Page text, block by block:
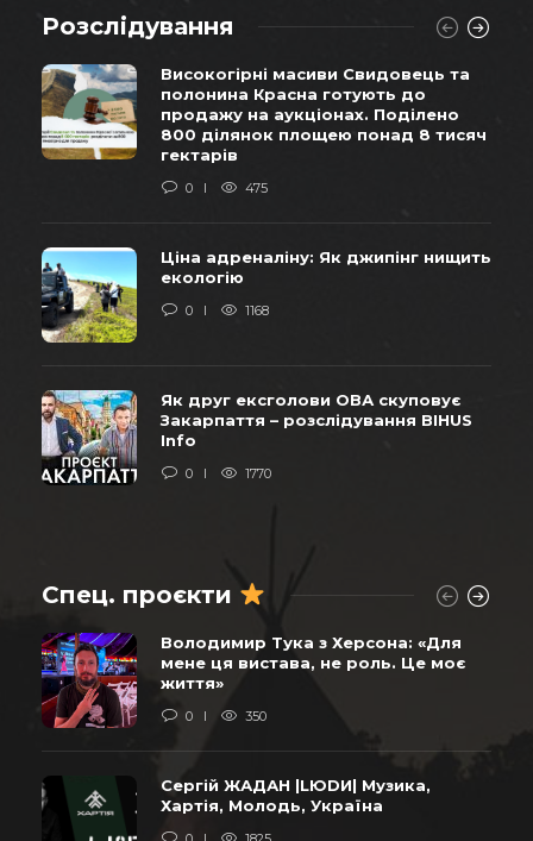
Розслідування
Високогірні масиви Свидовець та
полонина Красна готують до
продажу на аукціонах. Поділено
800 ділянок площею понад 8 тисяч
гектарів
0 475
Ціна адреналіну: Як джипінг нищить
екологію
0 1168
Як друг ексголови ОВА скуповує
Закарпаття – розслідування BIHUS
Info
0 1770
Спец. проєкти
Володимир Тука з Херсона: «Для
мене ця вистава, не роль. Це моє
життя»
0 350
Сергій ЖАДАН |LЮDИ| Музика,
Хартія, Молодь, Україна